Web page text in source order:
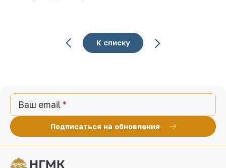
К списку
Ваш email
Подписаться на обновления